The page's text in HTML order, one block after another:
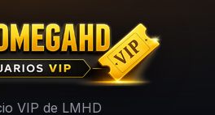
- LMHD
VIP de LMHD